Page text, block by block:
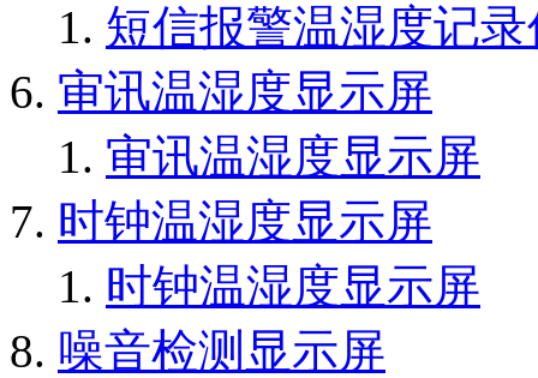
短信报警温湿度记录
审讯温湿度显示屏
审讯温湿度显示屏
时钟温湿度显示屏
时钟温湿度显示屏
噪音检测显示屏